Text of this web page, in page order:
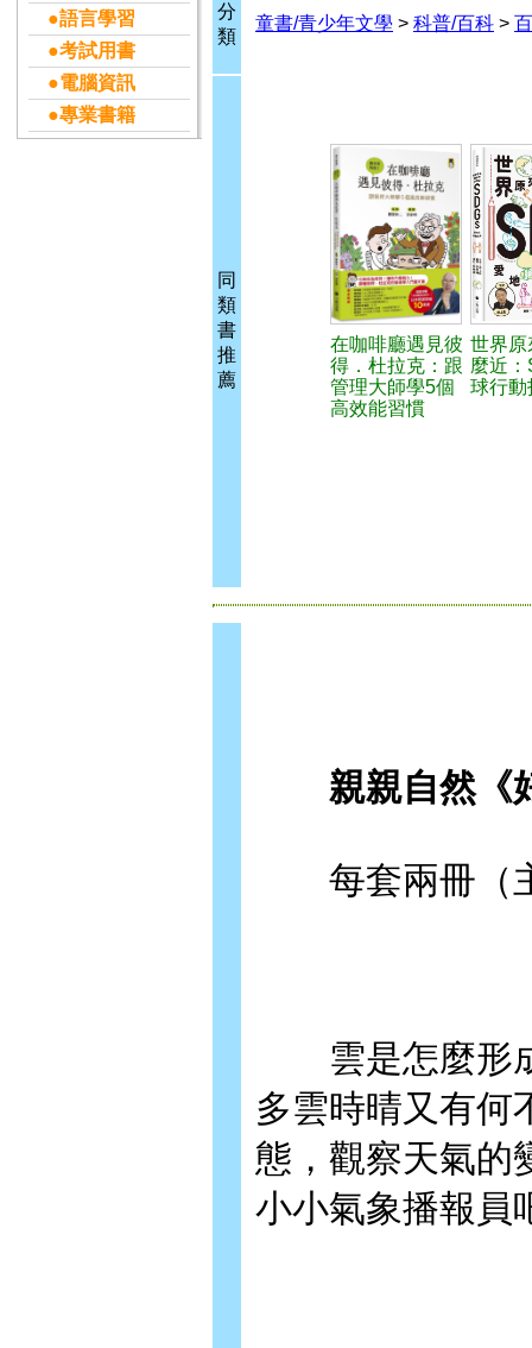
●語言學習
●考試用書
●電腦資訊
●專業書籍
分
類
童書/青少年文學 > 科普/百科 >
同
類
書
推
薦
在咖啡廳遇見彼
得．杜拉克：跟
管理大師學5個
高效能習慣
世界原
麼近
球行動
親親自然《
每套兩冊（主
雲是怎麼形成
多雲時晴又有何
態，觀察天氣的
小小氣象播報員